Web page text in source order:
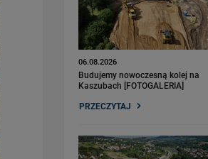
06.08.2026
Budujemy nowoczesną kolej na
Kaszubach [FOTOGALERIA]
PRZECZYTAJ